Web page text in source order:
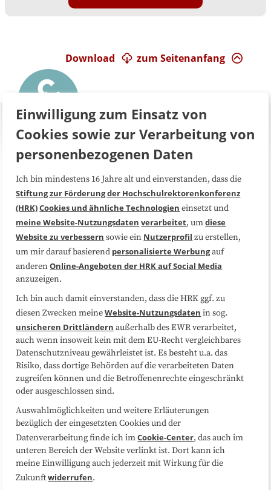
zum Seitenanfang
Download
Über uns FAQ
Medienarbeit Kooperationen
Datenschutzerklärung Impressum
Sitemap
Folgen Sie uns
Einwilligung zum Einsatz von
Cookies sowie zur Verarbeitung von
personenbezogenen Daten
Ich bin mindestens 16 Jahre alt und einverstanden, dass die
Stiftung zur Förderung der Hochschulrektorenkonferenz
(HRK)Cookies und ähnliche Technologien einsetzt und
meine Website-Nutzungsdaten verarbeitet, umdiese
Website zu verbessern sowie ein Nutzerprofil zu erstellen,
um mir darauf basierend personalisierte Werbungauf
anderenOnline-Angeboten der HRK auf Social Media
anzuzeigen.
Ich bin auch damit einverstanden, dass die HRK ggf. zu
diesen Zwecken meineWebsite-Nutzungsdaten in sog.
unsicheren Drittländern außerhalb des EWR verarbeitet,
auch wenn insoweit kein mit dem EU-Recht vergleichbares
Datenschutzniveau gewährleistet ist. Es besteht u.a. das
Risiko, dass dortige Behörden auf die verarbeiteten Daten
zugreifen können und die Betroffenenrechte eingeschränkt
oder ausgeschlossen sind.
Auswahlmöglichkeiten und weitere Erläuterungen
bezüglich der eingesetzten Cookies und der
Datenverarbeitung finde ich imCookie-Center, das auch im
unteren Bereich der Website verlinkt ist. Dort kann ich
meine Einwilligung auch jederzeit mit Wirkung für die
Zukunftwiderrufen.